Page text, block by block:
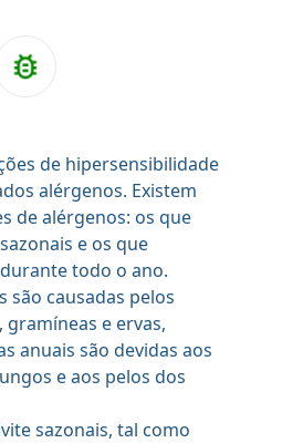
de hipersensibilidade
alérgenos. Existem
de alérgenos: os que
e os que
todo o ano.
são causadas pelos
e ervas,
anuais são devidas aos
e aos pelos dos
sazonais, tal como